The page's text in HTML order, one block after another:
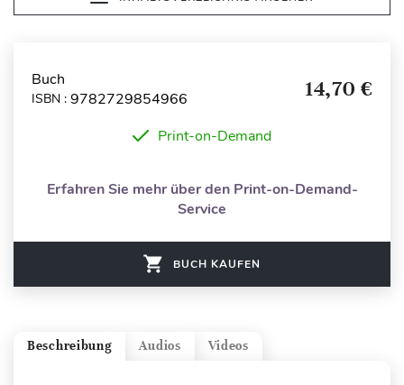
Buch
ISBN : 9782729854966 14,70 €
Print-on-Demand
Erfahren Sie mehr über den Print-on-Demand-
Service
BUCH KAUFEN
Videos
Audios
Beschreibung